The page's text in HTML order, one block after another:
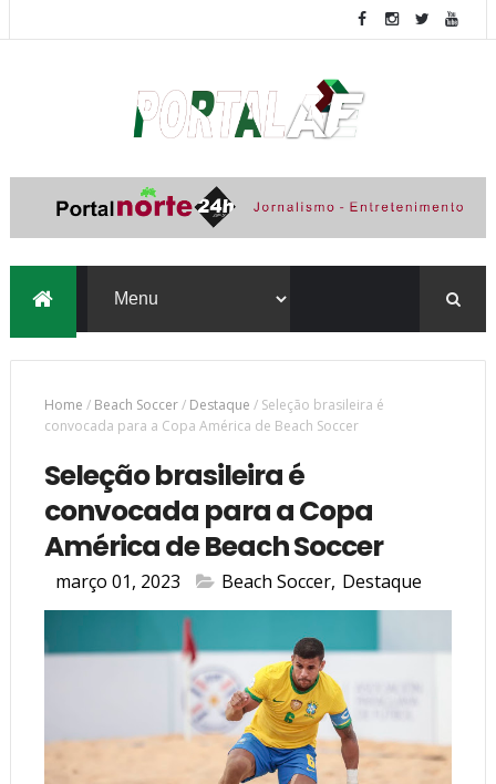
Home / Beach Soccer/ Destaque / Seleção brasileira é
convocada para a Copa América de Beach Soccer
Seleção brasileira é
convocada para a Copa
América de Beach Soccer
março 01, 2023 Beach Soccer, Destaque